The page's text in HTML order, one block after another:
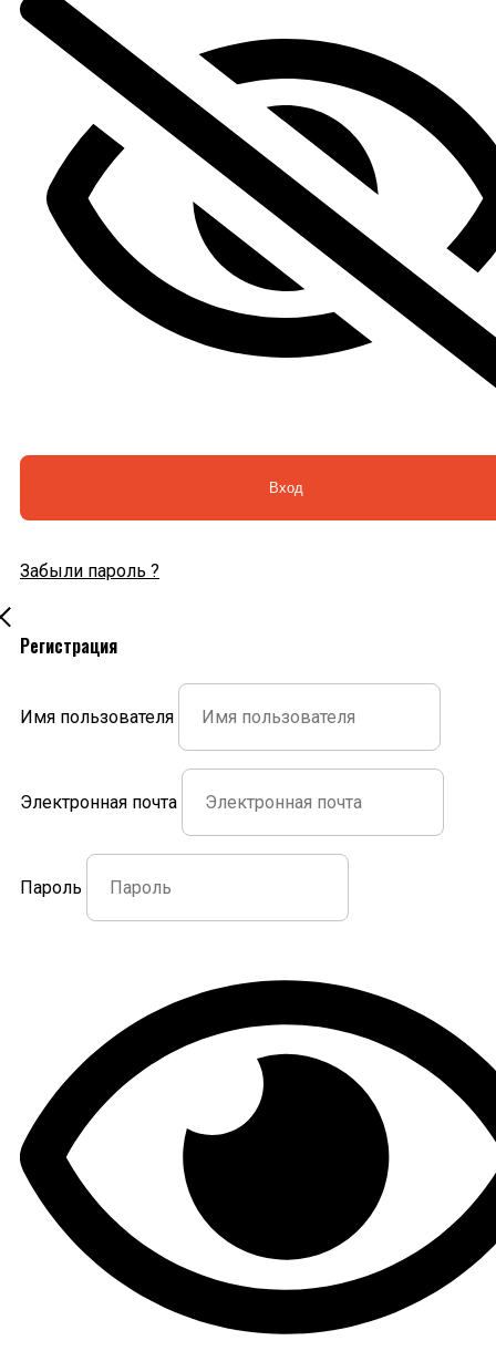
Забыли пароль ?
Регистрация
Имя пользователя
Электронная почта
Пароль